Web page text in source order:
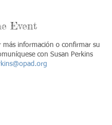
Event
más información o confirmar su
con Susan Perkins